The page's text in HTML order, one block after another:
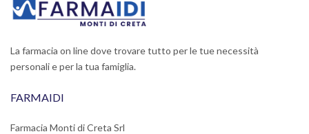
La farmacia on line dove trovare tutto per le tue necessità
personali e per la tua famiglia.
FARMAIDI
Farmacia Monti di Creta Srl